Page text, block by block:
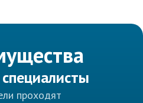
проходят